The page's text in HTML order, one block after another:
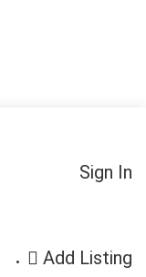
Sign In
Add Listing